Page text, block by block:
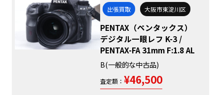
出張買取 大阪市東淀川区
PENTAX（ペンタックス）
デジタル一眼レフ K-3 /
PENTAX-FA 31mm F:1.8 AL
B(一般的な中古品)
査定額： ¥46,500